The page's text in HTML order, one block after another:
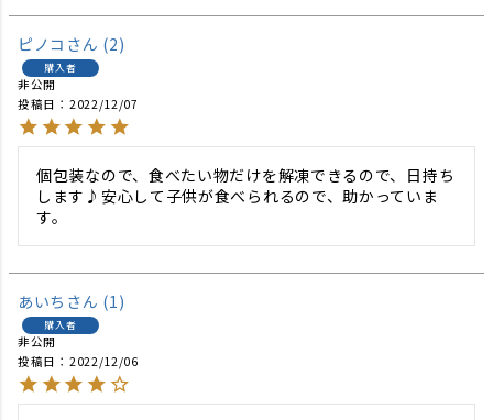
ピノコ 2
購入者
非公開
投稿日
2022/12/07
個包装なので、食べたい物だけを解凍できるので、日持ち
します♪安心して子供が食べられるので、助かっていま
す。
あいち 1
購入者
非公開
投稿日
2022/12/06